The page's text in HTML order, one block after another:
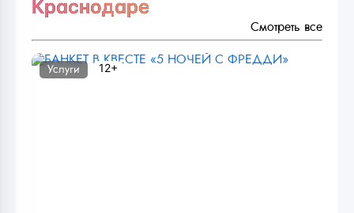
Краснодаре
Смотреть все
Услуги 12+